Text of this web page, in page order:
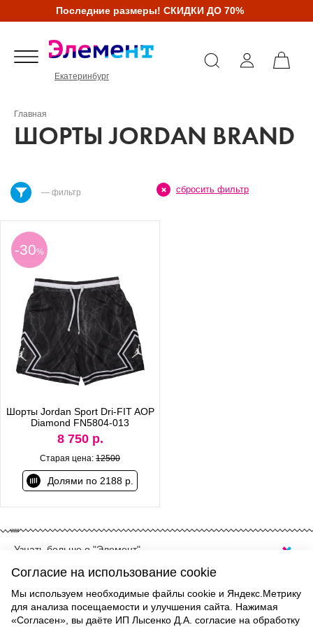
Последние размеры! СКИДКИ ДО 70%
Екатеринбург
Главная
ШОРТЫ JORDAN BRAND
— фильтр сбросить фильтр
-30%
Шорты Jordan Sport Dri-FIT AOP
Diamond FN5804-013
8 750 р.
Старая цена: 12500
Долями по 2188 р.
Узнать больше о "Элемент"
Jordan это бренд с мировым именем который был создан
легендарным баскетболистом Майклом Джорданом. В 1984
году компания Nike заключила контракт с легендарным
Согласие на использование cookie
Мы используем необходимые файлы cookie и Яндекс.Метрику
для анализа посещаемости и улучшения сайта. Нажимая
«Согласен», вы даёте ИП Лысенко Д.А. согласие на обработку